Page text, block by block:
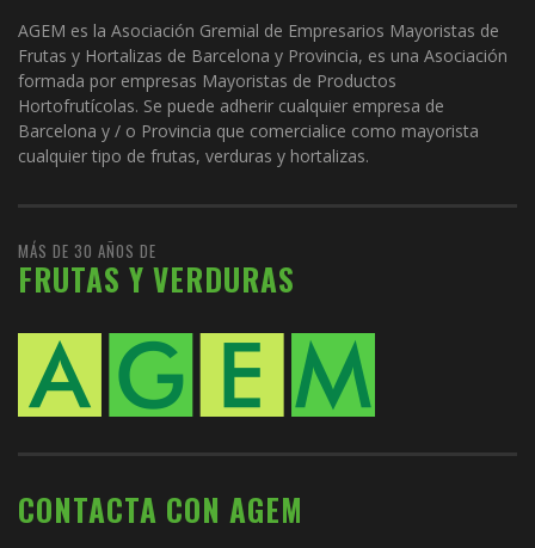
AGEM es la Asociación Gremial de Empresarios Mayoristas de
Frutas y Hortalizas de Barcelona y Provincia, es una Asociación
formada por empresas Mayoristas de Productos
Hortofrutícolas. Se puede adherir cualquier empresa de
Barcelona y / o Provincia que comercialice como mayorista
cualquier tipo de frutas, verduras y hortalizas.
MÁS DE 30 AÑOS DE
FRUTAS Y VERDURAS
CONTACTA CON AGEM